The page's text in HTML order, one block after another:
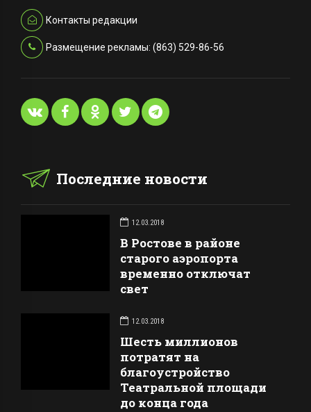
Контакты редакции
Размещение рекламы: (863) 529-86-56
Последние новости
12.03.2018
В Ростове в районе
старого аэропорта
временно отключат
свет
12.03.2018
Шесть миллионов
потратят на
благоустройство
Театральной площади
до конца года